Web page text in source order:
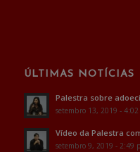
ÚLTIMAS NOTÍCIAS
Palestra sobre
setembro 13, 2019 -
Vídeo da Palestra
setembro 9, 2019 - 2:49